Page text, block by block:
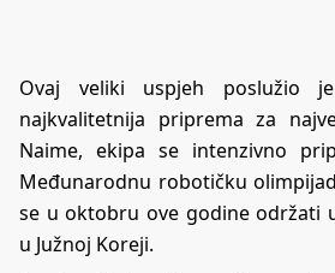
Ovaj veliki uspjeh poslužio
najkvalitetnija priprema za
Naime, ekipa se intenzivno
Međunarodnu robotičku
se u oktobru ove godine održati
u Južnoj Koreji.